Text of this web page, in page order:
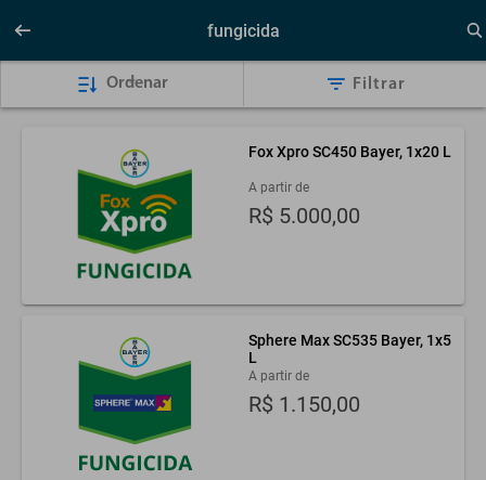
fungicida
Ordenar Filtrar
Fox Xpro SC450 Bayer, 1x20 L
A partir de
R$ 5.000,00
Sphere Max SC535 Bayer, 1x5
L
A partir de
R$ 1.150,00